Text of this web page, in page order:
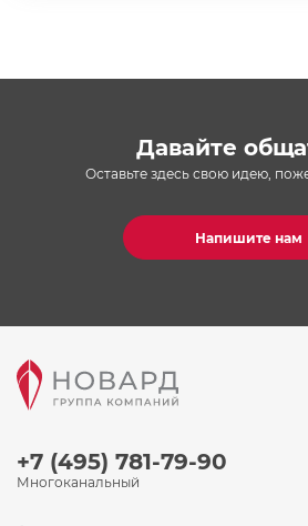
Давайте
Оставьте здесь свою идею,
Напишите нам
+7 (495) 781-79-90
Многоканальный